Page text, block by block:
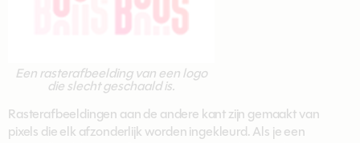
Een rasterafbeelding van een logo
die slecht geschaald is.
Rasterafbeeldingen aan de andere kant zijn gemaakt van
pixels die elk afzonderlijk worden ingekleurd. Als je een